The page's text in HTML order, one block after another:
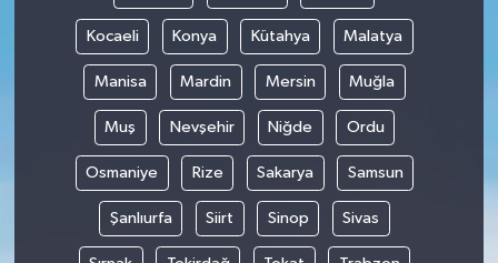
Kocaeli Konya Kütahya Malatya
Manisa Mardin Mersin Muğla
Muş Nevşehir Niğde Ordu
Osmaniye Rize Sakarya Samsun
Şanlıurfa Siirt Sinop Sivas